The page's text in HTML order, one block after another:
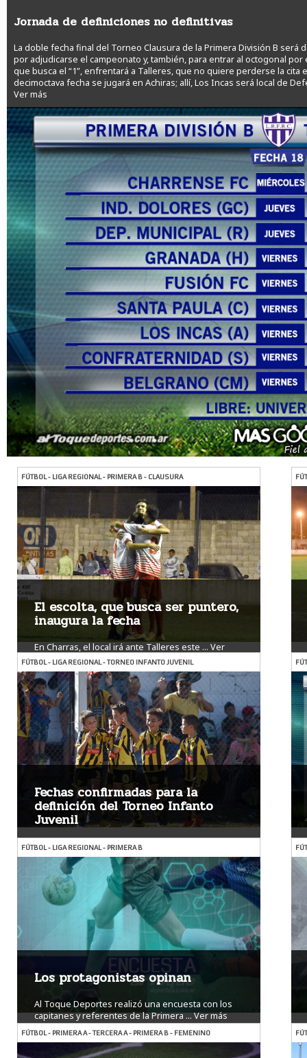
Jornada de definiciones no definitivas
La doble fecha final del Torneo Clausura de la Primera División B
por adjudicarse el campeonato y, también, para entrar al octogonal
que busca el “1”, enfrentará a Talleres, que no quiere perderse la
decimoctava fecha se jugará en Achiras; allí, Los Incas será local de
Ver más
FÚTBOL - LIGA REGIONAL - PRIMERA B - CLAUSURA
El escolta, que busca ser puntero,
inaugura la fecha
En Charras, el local irá ante Talleres este ... Ver
más
FÚTBOL - LIGA REGIONAL - TORNEO INFANTO JUVENIL
Fechas confirmadas para la
definición del Torneo Infanto
Juvenil
La Liga Regional de Río Cuarto reprogramó ...
más
FÚTBOL - LIGA REGIONAL - PRIMERA B
Los protagonistas opinan
Al Toque Deportes realizó una encuesta con los
capitanes y referentes de la Primera ...Ver más
FÚTBOL - PRIMERA A - TERCERA A - PRIMERA B - FEMENINO